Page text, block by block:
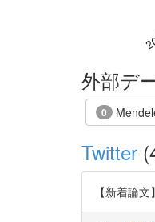
外部デ
0
Twitter
【新着論